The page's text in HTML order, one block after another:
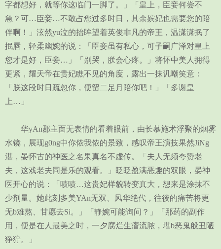
字都想好，就等你这临门一脚了。」「皇上，臣妾何尝不
急？可…臣妾…不敢占您过多时日，其余嫔妃也需要您的陪
伴啊！」泫然yu泣的抬眸望着英俊非凡的帝王，温潇潇抿了
抿唇，轻柔幽婉的说：「臣妾虽有私心，可子嗣广泽对皇上
您才是好，臣妾…」「别哭，朕会心疼。」将怀中美人拥得
更紧，耀天帝在贵妃瞧不见的角度，露出一抹讥嘲笑意：
「朕这段时日疏忽你，便留二足月陪你吧！」「多谢皇
上…」
华yAn郡主面无表情的看着眼前，由长慕施术浮聚的烟雾
水镜，展现g0ng中你侬我侬的景致，感叹帝王演技果然JiNg
湛，晏怀古的神医之名果真名不虚传。「夫人无须夸赞老
夫，这戏老夫同是乐的观看。」眨眨盈满恶趣的双眼，晏神
医开心的说：「啧啧…这贵妃样貌转变真大，想来是涂抹不
少剂量。她此刻多美YAn无双、风华绝代，往後的痛苦将更
无b难熬、甘愿去Si。」「静婉可能询问？」「那药的副作
用，便是在人最美之时，一夕腐烂生瘤流脓，堪b恶鬼般丑陋
狰狞。」